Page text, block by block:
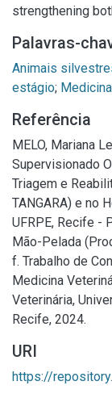
strengthening
Palavras-
Animais
estágio;
Referência
MELO, Mariana
Supervisionado
Triagem e
TANGARA) e no
UFRPE, Recife -
Mão-Pelada
f. Trabalho de
Medicina
Veterinária,
Recife, 2024.
URI
https://